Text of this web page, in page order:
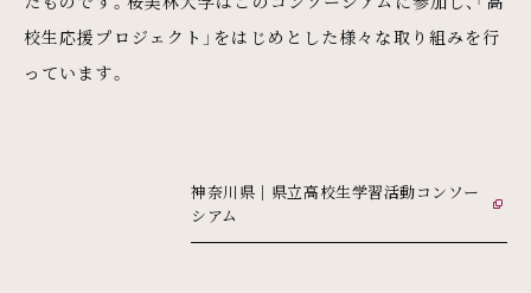
校生応援プロジェクト」をはじめとした様々な取り組みを行
っています。
神奈川県｜県立高校生学習活動コンソー
シアム
外部リンク